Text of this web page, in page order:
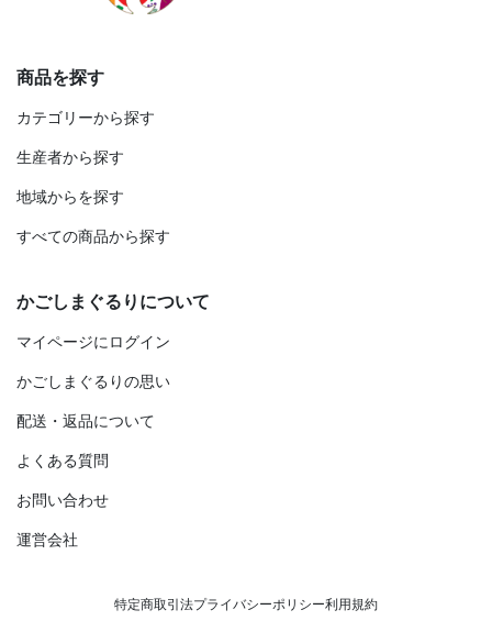
商品を探す
カテゴリーから探す
生産者から探す
地域からを探す
すべての商品から探す
かごしまぐるりについて
マイページにログイン
かごしまぐるりの思い
配送・返品について
よくある質問
お問い合わせ
運営会社
特定商取引法プライバシーポリシー利用規約